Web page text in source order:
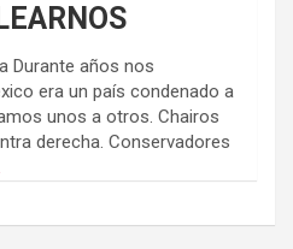
Durante años nos
era un país condenado a
unos a otros. Chairos
derecha. Conservadores